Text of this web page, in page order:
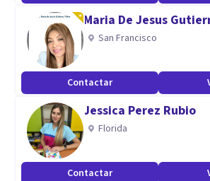
Maria De Jesus
San Francisco
Contactar
Jessica Perez Rubio
Florida
Contactar